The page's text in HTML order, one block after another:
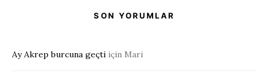
SON YORUMLAR
Ay Akrep burcuna geçti için Mari